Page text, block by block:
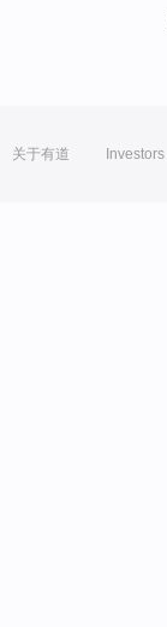
关于有道 Investors